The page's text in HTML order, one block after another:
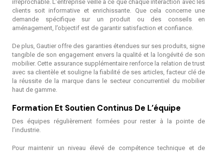
irréprochable. L’entreprise veille à ce que chaque interaction avec les
clients soit informative et enrichissante. Que cela concerne une
demande spécifique sur un produit ou des conseils en
aménagement, l’objectif est de garantir satisfaction et confiance.
De plus, Gautier offre des garanties étendues sur ses produits, signe
tangible de son engagement envers la qualité et la longévité de son
mobilier. Cette assurance supplémentaire renforce la relation de trust
avec sa clientèle et souligne la fiabilité de ses articles, facteur clé de
la réussite de la marque dans le secteur concurrentiel du mobilier
haut de gamme.
Formation Et Soutien Continus De L’équipe
Des équipes régulièrement formées pour rester à la pointe de
l’industrie.
Pour maintenir un niveau élevé de compétence technique et de